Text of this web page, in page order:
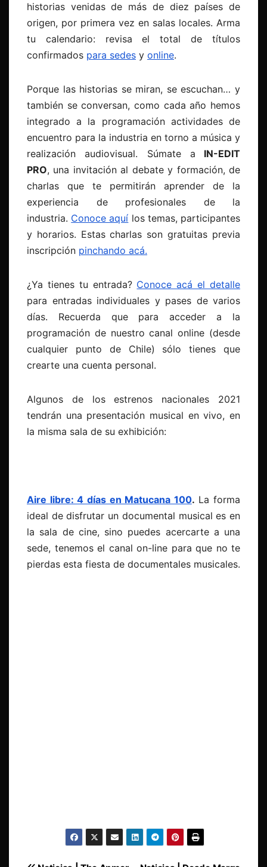
historias venidas de más de diez países de
origen, por primera vez en salas locales. Arma
tu calendario: revisa el total de títulos
confirmados para sedes y online.
Porque las historias se miran, se escuchan… y
también se conversan, como cada año hemos
integrado a la programación actividades de
encuentro para la industria en torno a música y
realización audiovisual. Súmate a IN-EDIT
PRO, una invitación al debate y formación, de
charlas que te permitirán aprender de la
experiencia de profesionales de la
industria. Conoce aquí los temas, participantes
y horarios. Estas charlas son gratuitas previa
inscripción pinchando acá.
¿Ya tienes tu entrada? Conoce acá el detalle
para entradas individuales y pases de varios
días. Recuerda que para acceder a la
programación de nuestro canal online (desde
cualquier punto de Chile) sólo tienes que
crearte una cuenta personal.
Algunos de los estrenos nacionales 2021
tendrán una presentación musical en vivo, en
la misma sala de su exhibición:
Aire libre: 4 días en Matucana 100. La forma
ideal de disfrutar un documental musical es en
la sala de cine, sino puedes acercarte a una
sede, tenemos el canal on-line para que no te
pierdas esta fiesta de documentales musicales.